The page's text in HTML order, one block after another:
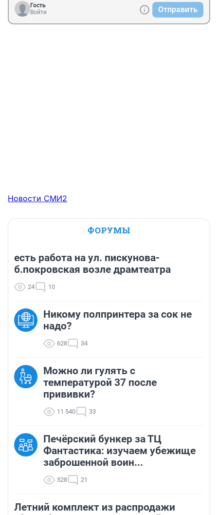
Гость
Войти
Отправить
Новости СМИ2
ФОРУМЫ
есть работа на ул. пискунова-
б.покровская возле драмтеатра
24 10
Никому полпринтера за сок не
надо?
628 34
Можно ли гулять с
температурой 37 после
прививки?
11 540 33
Печёрский бункер за ТЦ
Фантастика: изучаем убежище
заброшенной воин...
528 21
Летний комплект из распродажи